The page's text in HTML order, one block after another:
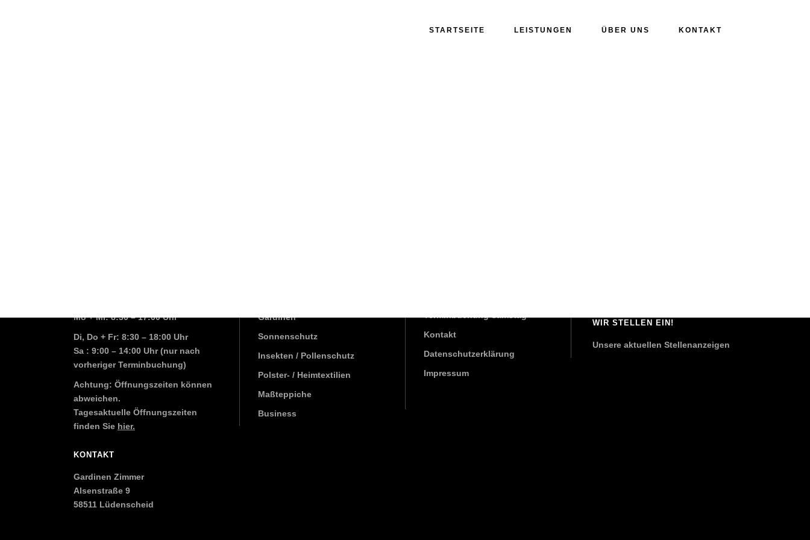
STARTSEITE LEISTUNGEN ÜBER UNS KONTAKT
Mo + Mi: 8:30 – 17:00 Uhr
Di, Do + Fr: 8:30 – 18:00 Uhr
Sa : 9:00 – 14:00 Uhr (nur nach
vorherigerTerminbuchung)
Achtung: Öffnungszeiten können
abweichen.
Tagesaktuelle Öffnungszeiten
finden Sie hier.
KONTAKT
Gardinen Zimmer
Alsenstraße 9
58511 Lüdenscheid
Gardinen
Sonnenschutz
Insekten / Pollenschutz
Polster- / Heimtextilien
Maßteppiche
Business
Kontakt
Datenschutzerklärung
Impressum
WIR STELLEN EIN!
Unsere aktuellen Stellenanzeigen